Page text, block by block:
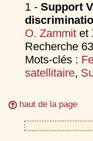
1 - Support
O. Zammitet
Recherche
Mots-clés :
satellitaire,
haut de la page